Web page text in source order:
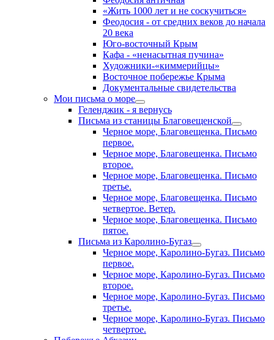
«Жить 1000 лет и не соскучиться»
Феодосия - от средних веков до начала
20 века
Юго-восточный Крым
Кафа - «ненасытная пучина»
Художники-«киммерийцы»
Восточное побережье Крыма
Документальные свидетельства
Мои письма о море
Геленджик - я вернусь
Письма из станицы Благовещенской
Черное море, Благовещенка. Письмо
первое.
Черное море, Благовещенка. Письмо
второе.
Черное море, Благовещенка. Письмо
третье.
Черное море, Благовещенка. Письмо
четвертое. Ветер.
Черное море, Благовещенка. Письмо
пятое.
Письма из Каролино-Бугаз
Черное море, Каролино-Бугаз. Письмо
первое.
Черное море, Каролино-Бугаз. Письмо
второе.
Черное море, Каролино-Бугаз. Письмо
третье.
Черное море, Каролино-Бугаз. Письмо
четвертое.